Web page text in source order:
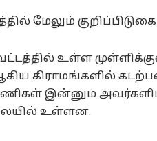
மேலும்
உள்ள
கிராமங்களில்
இன்னும்
உள்ளன.